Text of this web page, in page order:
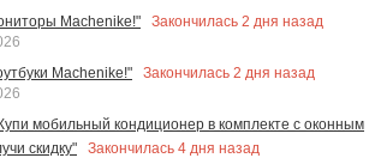
Machenike!" Закончилась 2 дня назад
Machenike!"
Закончилась 2 дня назад
мобильный кондиционер в комплекте с оконным
скидку"
Закончилась 4 дня назад